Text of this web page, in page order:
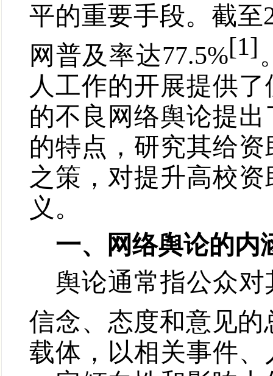
平的重要手段。截至
网普及率达77.5%[1]
人工作的开展提供
的不良网络舆论提
的特点，研究其给
之策，对提升高校
义。
一、网络舆论的内
舆论通常指公众
信念、态度和意见的
载体，以相关事件